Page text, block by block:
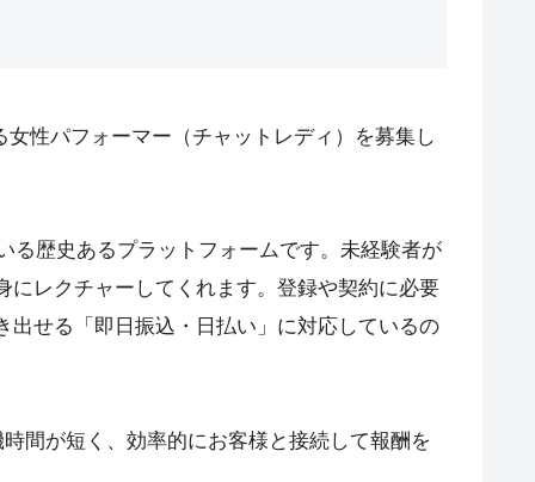
性パフォーマー（チャットレディ）を募集し
る歴史あるプラットフォームです。未経験者が
レクチャーしてくれます。登録や契約に必要
せる「即日振込・日払い」に対応しているの
間が短く、効率的にお客様と接続して報酬を